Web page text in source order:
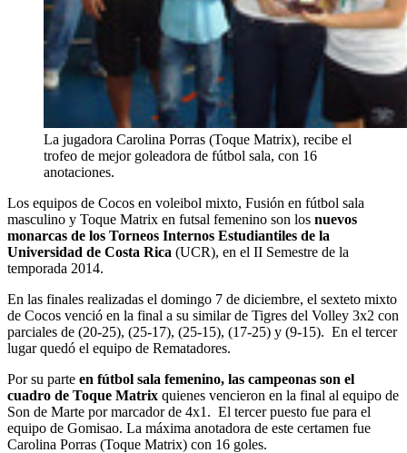
La jugadora Carolina Porras (Toque Matrix), recibe el
trofeo de mejor goleadora de fútbol sala, con 16
anotaciones.
Los equipos de Cocos en voleibol mixto, Fusión en fútbol sala
masculino y Toque Matrix en futsal femenino son los nuevos
monarcas de los Torneos Internos Estudiantiles de la
Universidad de Costa Rica (UCR), en el II Semestre de la
temporada 2014.
En las finales realizadas el domingo 7 de diciembre, el sexteto mixto
de Cocos venció en la final a su similar de Tigres del Volley 3x2 con
parciales de (20-25), (25-17), (25-15), (17-25) y (9-15). En el tercer
lugar quedó el equipo de Rematadores.
Por su parte en fútbol sala femenino, las campeonas son el
cuadro de Toque Matrix quienes vencieron en la final al equipo de
Son de Marte por marcador de 4x1. El tercer puesto fue para el
equipo de Gomisao. La máxima anotadora de este certamen fue
Carolina Porras (Toque Matrix) con 16 goles.